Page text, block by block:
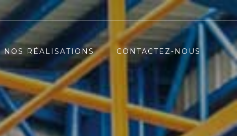
NOS RÉALISATIONS CONTACTEZ-NOUS